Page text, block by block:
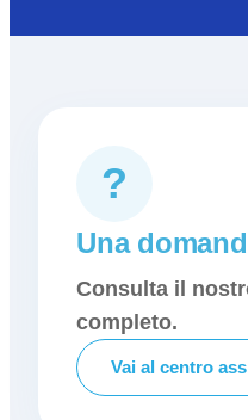
?
Una
Consulta il
completo.
Vai al centro